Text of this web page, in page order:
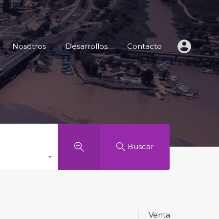
Inmuebles Nosotros Desarrollos Contacto
Nosotros Desarrollos Contacto
Buscar
Venta